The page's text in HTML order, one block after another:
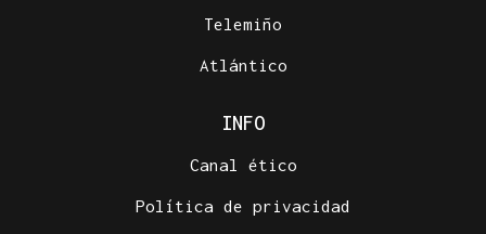
Telemiño
Atlántico
INFO
Canal ético
Política de privacidad